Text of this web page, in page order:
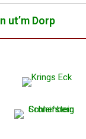
ut’m Dorp